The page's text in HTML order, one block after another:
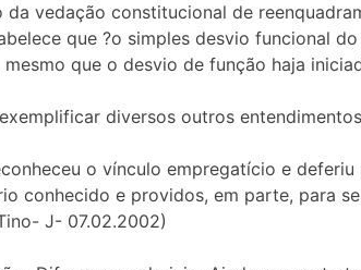
vedação constitucional de
que ?o simples desvio funcional
que o desvio de função haja
diversos outros
o vínculo empregatício e
conhecido e providos, em parte, para
J- 07.02.2002)